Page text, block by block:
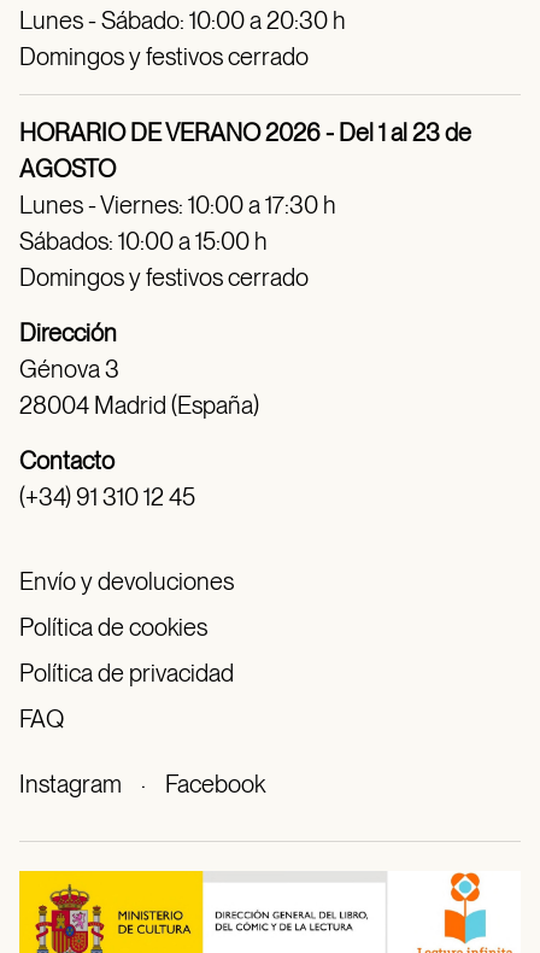
Lunes - Sábado: 10:00 a 20:30 h
Domingos y festivos cerrado
HORARIO DE VERANO 2026 - Del 1 al 23 de
AGOSTO
Lunes - Viernes: 10:00 a 17:30 h
Sábados: 10:00 a 15:00 h
Domingos y festivos cerrado
Dirección
Génova 3
28004 Madrid (España)
Contacto
(+34) 91 310 12 45
Envío y devoluciones
Política de cookies
Política de privacidad
FAQ
Instagram · Facebook